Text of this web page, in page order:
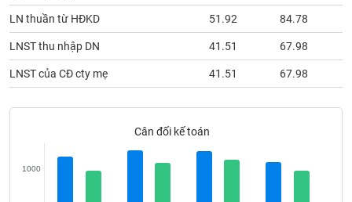
LN thuần từ HĐKD 51.92 84.78
LNST thu nhập DN 41.51 67.98
LNST của CĐ cty mẹ 41.51 67.98
Cân đối kế toán
1000
Thuật
ngữ
(-)
Dịch